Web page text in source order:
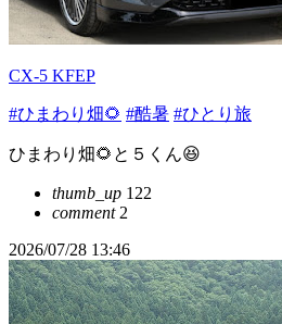
CX-5 KFEP
#ひまわり畑🌻 #酷暑 #ひとり旅
ひまわり畑🌻と５くん😆
thumb_up 122
comment2
2026/07/28 13:46